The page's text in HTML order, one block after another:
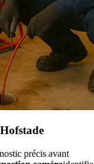
précis avant